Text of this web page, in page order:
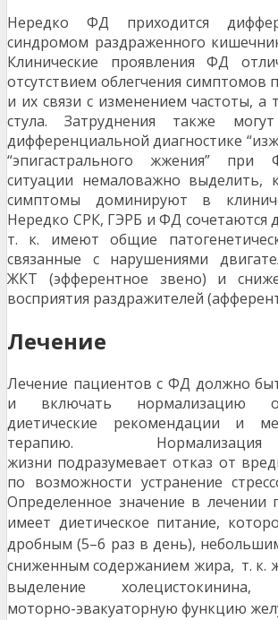
Нередко ФД приходится
синдромом раздраженного
Клинические проявления ФД
отсутствием облегчения симптомов
и их связи с изменением частоты, а
стула. Затруднения также
дифференциальной диагностике
“эпигастрального жжения”
ситуации немаловажно выделить,
симптомы доминируют в
Нередко СРК, ГЭРБ и ФД сочетаются
т. к. имеют общие
связанные с нарушениями
ЖКТ (эфферентное звено) и
восприятия раздражителей
Лечение
Лечение пациентов с ФД должно
и включать нормализацию
диетические рекомендации и
терапию.
жизни подразумевает отказ от
по возможности устранение
Определенное значение в лечении
имеет диетическое питание,
дробным (5–6 раз в день),
сниженным содержанием жира, т. к.
выделение холецистокинина,
моторно-эвакуаторную функцию